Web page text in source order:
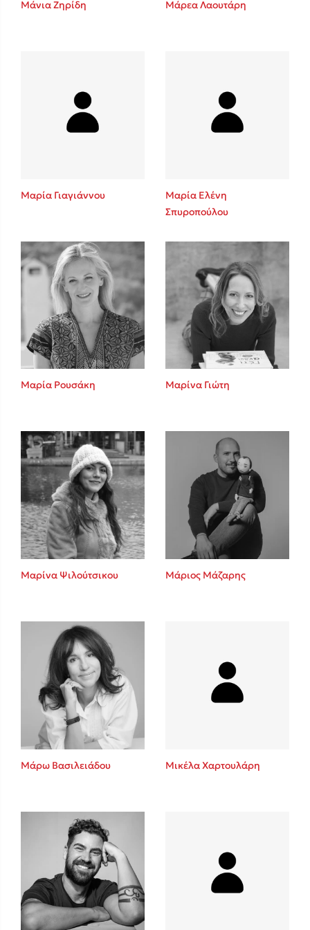
Playlist
Στέφανος Ξενάκης
Το λεξικό της ζωής σου
Κώστας Κρομμύδας
Το λιμάνι μου είσαι εσύ
Ιωάννης Γλωσσόπουλος
Ένας γίγαντας στο σχολείο
Πάνω, κάτω, μπροστά, πίσω
Mel Robbins
Η μέθοδος Αφήστε τους
Δημοφιλείς Συγγραφείς
Φυστίκι ΠουΚυλάει
Παύλος Καστανάς
Μάνια Ζηρίδη Μάρεα Λαουτάρη
Μαρία Γιαγιάννου
Μαρία Ελένη
Σπυροπούλου
Μαρία Ρουσάκη Μαρίνα Γιώτη
Μαρίνα Ψιλούτσικου Μάριος Μάζαρης
Μάρω Βασιλειάδου Μικέλα Χαρτουλάρη